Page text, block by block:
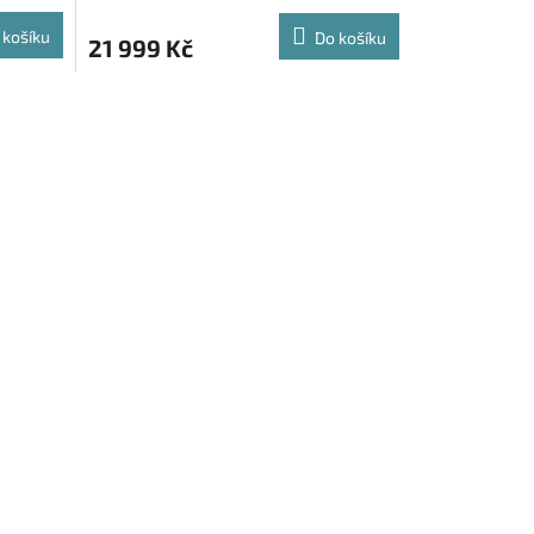
košíku 21 999 Kč Do košíku